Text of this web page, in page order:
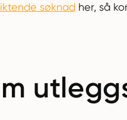
søknad her, så